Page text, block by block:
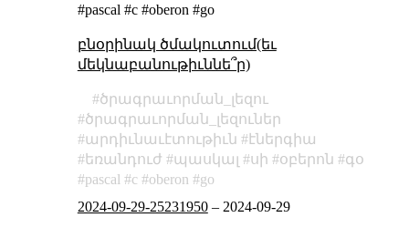
#pascal #c #oberon #go
բնօրինակ ծմակուտում(եւ
մեկնաբանութիւննե՞ր)
ծրագրաւորման_լեզու
ծրագրաւորման_լեզուներ
արդիւնաւէտութիւն
էներգիա
եռանդուժ
պասկալ սի օբերոն
գօ
pascal
c oberon
go
2024-09-29-25231950– 2024-09-29